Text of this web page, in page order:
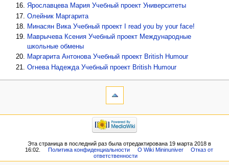
Ярославцева Мария Учебный проект Университеты
Олейник Маргарита
Минасян Вика Учебный проект I read you by your face!
Маврычева Ксения Учебный проект Международные
школьные обмены
Маргарита Антонова Учебный проект British Humour
Огнева Надежда Учебный проект British Humour
Эта страница в последний раз была отредактирована 19 марта 2018 в
16:02.
Политика конфиденциальности О Wiki Mininuniver
Отказ от
ответственности